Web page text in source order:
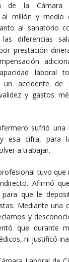
de la Cámara
al millón y
al sanatorio
diferencias
prestación
laboral
un accidente de
y gastos
sufrió una
esa cifra, para
a trabajar.
tuvo
Afirmó
que le
Mediante una
y
que durante
ni justificó